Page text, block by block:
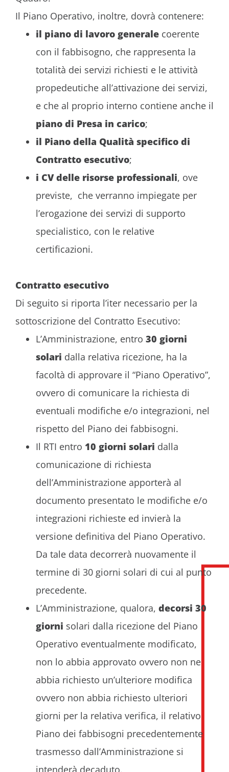
Il Piano Operativo, inoltre, dovrà contenere:
il piano di lavoro generale coerente
con il fabbisogno, che rappresenta la
totalità dei servizi richiesti e le attività
propedeutiche all’attivazione dei servizi,
e che al proprio interno contiene anche il
piano di Presa in carico;
il Piano della Qualità specifico di
Contratto esecutivo;
i CV delle risorse professionali, ove
previste, che verranno impiegate per
l’erogazione dei servizi di supporto
specialistico, con le relative
certificazioni.
Contratto esecutivo
Di seguito si riporta l’iter necessario per la
sottoscrizione del Contratto Esecutivo:
L’Amministrazione, entro 30 giorni
solari dalla relativa ricezione, ha la
facoltà di approvare il “Piano Operativo”,
ovvero di comunicare la richiesta di
eventuali modifiche e/o integrazioni, nel
rispetto del Piano dei fabbisogni.
Il RTI entro 10 giorni solari dalla
comunicazione di richiesta
dell’Amministrazione apporterà al
documento presentato le modifiche e/o
integrazioni richieste ed invierà la
versione definitiva del Piano Operativo.
Da tale data decorrerà nuovamente il
termine di 30 giorni solari di cui al punto
precedente.
L’Amministrazione, qualora, decorsi 30
giorni solari dalla ricezione del Piano
Operativo eventualmente modificato,
non lo abbia approvato ovvero non ne
abbia richiesto un’ulteriore modifica
ovvero non abbia richiesto ulteriori
giorni per la relativa verifica, il relativo
Piano dei fabbisogni precedentemente
trasmesso dall’Amministrazione si
intenderà decaduto.